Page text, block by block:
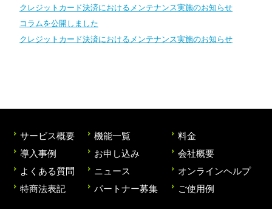
クレジットカード決済におけるメンテナンス実施のお知らせ
コラムを公開しました
クレジットカード決済におけるメンテナンス実施のお知らせ
サービス概要
導入事例
よくある質問
特商法表記
機能一覧
お申し込み
ニュース
パートナー募集
料金
会社概要
オンラインヘルプ
ご使用例